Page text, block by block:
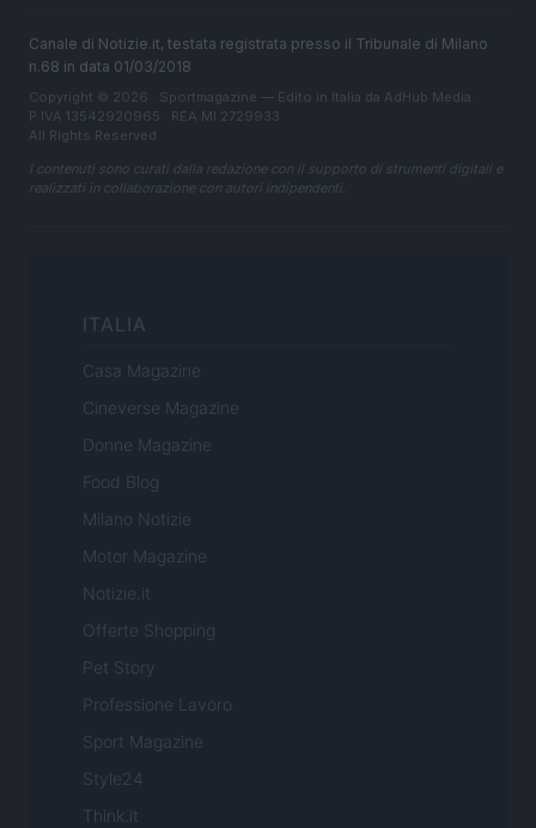
Canale di Notizie.it, testata registrata presso il Tribunale di Milano
n.68 in data 01/03/2018
Copyright © 2026 · Sportmagazine — Edito in Italia da AdHub Media
P.IVA 13542920965 · REA MI 2729933
All Rights Reserved
I contenuti sono curati dalla redazione con il supporto di strumenti digitali e
realizzati in collaborazione con autori indipendenti.
ITALIA
Casa Magazine
Cineverse Magazine
Donne Magazine
Food Blog
Milano Notizie
Motor Magazine
Notizie.it
Offerte Shopping
Pet Story
Professione Lavoro
Sport Magazine
Style24
Think.it